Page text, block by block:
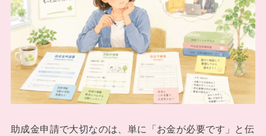
助成金申請で大切なのは、単に「お金が必要です」と伝